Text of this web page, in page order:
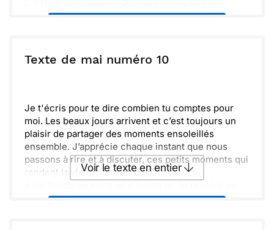
plaisirs de la vie.
curieux chaque jour.
ou : Copier Recevoir par mail
Texte de mai numéro 10
Je t'écris pour te dire combien tu comptes pour
moi. Les beaux jours arrivent et c’est toujours un
plaisir de partager des moments ensoleillés
ensemble. J’apprécie chaque instant que nous
passons à rire et à discuter, ces petits moments qui
rendent la vie si riche et joyeuse.
cette atmosphère printanière qui nous entoure.
Voir le texte en entier